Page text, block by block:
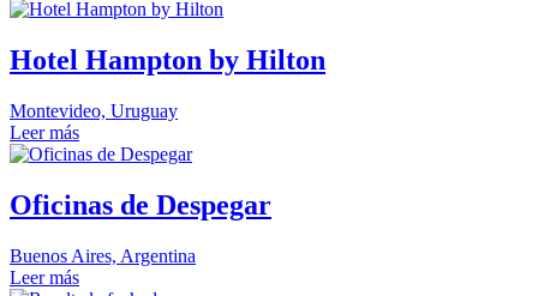
Hotel Hampton by Hilton
Montevideo, Uruguay
Leer más
Oficinas de Despegar
Buenos Aires, Argentina
Leer más